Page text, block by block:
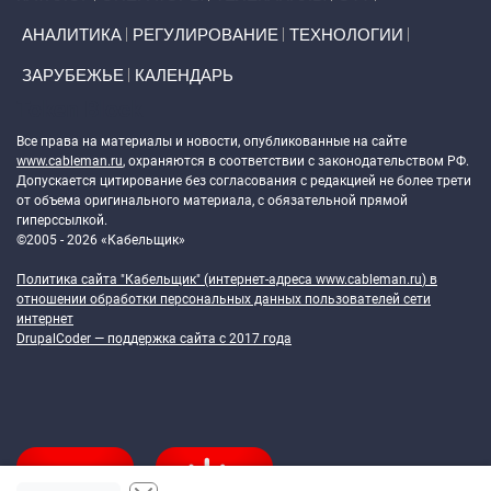
АНАЛИТИКА РЕГУЛИРОВАНИЕ ТЕХНОЛОГИИ
ЗАРУБЕЖЬЕ КАЛЕНДАРЬ
Все права на материалы и новости, опубликованные на сайте
www.cableman.ru, охраняются в соответствии с законодательством РФ.
Допускается цитирование без согласования с редакцией не более трети
от объема оригинального материала, с обязательной прямой
гиперссылкой.
©2005 - 2026 «Кабельщик»
Политика сайта "Кабельщик" (интернет-адреса www.cableman.ru) в
отношении обработки персональных данных пользователей сети
интернет
DrupalCoder — поддержка сайта c 2017 года